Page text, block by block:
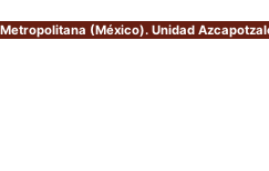
(México). Unidad